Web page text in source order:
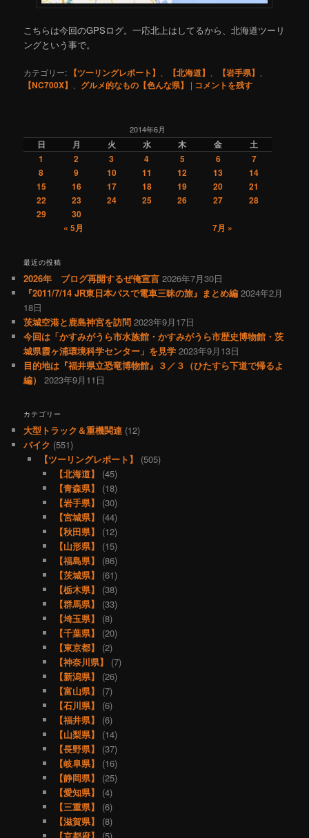
こちらは今回のGPSログ。一応北上はしてるから、北海道ツーリ
ングという事で。
カテゴリー: 【ツーリングレポート】 【北海道】 【岩手県】
【NC700X】 グルメ的なもの【色んな県】 | コメントを残す
2014年6月
日 月 火 水 木 金
土
1
2 3 4 5 6
7
8
9 10 11 12 13
14
15
16 17 18 19 20
21
22
23 24 25 26 27
28
29
30
« 5月
7月 »
最近の投稿
2026年 ブログ再開するぜ俺宣言 2026年7月30日
『2011/7/14 JR東日本パスで電車三昧の旅』まとめ編 2024年2月
18日
茨城空港と鹿島神宮を訪問 2023年9月17日
今回は「かすみがうら市水族館・かすみがうら市歴史博物館・茨
城県霞ヶ浦環境科学センター」を見学 2023年9月13日
目的地は『福井県立恐竜博物館』３／３（ひたすら下道で帰るよ
編）
2023年9月11日
カテゴリー
大型トラック＆重機関連 (12)
バイク (551)
【ツーリングレポート】
(505)
【北海道】
(45)
【青森県】
(18)
【岩手県】
(30)
【宮城県】
(44)
【秋田県】
(12)
【山形県】
(15)
【福島県】
(86)
【茨城県】
(61)
【栃木県】
(38)
【群馬県】
(33)
【埼玉県】
(8)
【千葉県】
(20)
【東京都】
(2)
【神奈川県】
(7)
【新潟県】
(26)
【富山県】
(7)
【石川県】
(6)
【福井県】
(6)
【山梨県】
(14)
【長野県】
(37)
【岐阜県】
(16)
【静岡県】
(25)
【愛知県】
(4)
【三重県】
(6)
【滋賀県】
(8)